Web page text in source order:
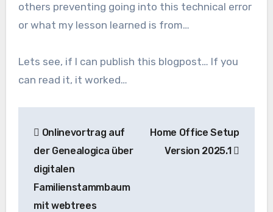
others preventing going into this technical error
or what my lesson learned is from…
Lets see, if I can publish this blogpost… If you
can read it, it worked…
Onlinevortrag auf
der Genealogica über
digitalen
Familienstammbaum
mit webtrees
Home Office Setup
Version 2025.1